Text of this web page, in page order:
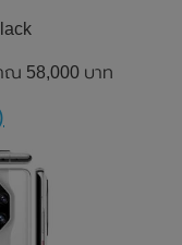
ณ 58,000 บาท